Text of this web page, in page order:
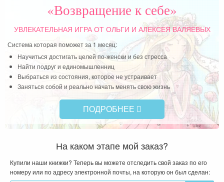
«Возвращение к себе»
УВЛЕКАТЕЛЬНАЯ ИГРАОТ ОЛЬГИ И АЛЕКСЕЯ ВАЛЯЕВЫХ
Система которая поможет за 1 месяц:
Научиться достигать целей по-женски и без стресса
Найти подруг и единомышленниц
Выбраться из состояния, которое не устраивает
Заняться собой и реально начать менять свою жизнь
ПОДРОБНЕЕ
На каком этапе мой заказ?
Купили наши книжки? Теперь вы можете отследить свой заказ по его
номеру или по адресу электронной почты, на которую он был сделан: